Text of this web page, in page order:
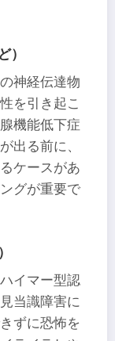
）
神経伝達物
を引き起こ
機能低下症
出る前に、
ケースがあ
グが重要で
イマー型認
当識障害に
ずに恐怖を